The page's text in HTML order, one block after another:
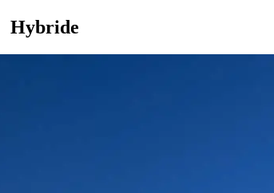
Hybride